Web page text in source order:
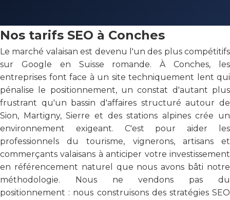
Nos tarifs SEO à Conches
Le marché valaisan est devenu l'un des plus compétitifs
sur Google en Suisse romande. À Conches, les
entreprises font face à un site techniquement lent qui
pénalise le positionnement, un constat d'autant plus
frustrant qu'un bassin d'affaires structuré autour de
Sion, Martigny, Sierre et des stations alpines crée un
environnement exigeant. C'est pour aider les
professionnels du tourisme, vignerons, artisans et
commerçants valaisans à anticiper votre investissement
en référencement naturel que nous avons bâti notre
méthodologie. Nous ne vendons pas du
positionnement : nous construisons des stratégies SEO